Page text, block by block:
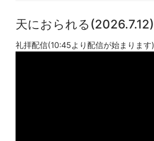
天におられる(2026.7.12)
礼拝配信(10:45より配信が始まります)